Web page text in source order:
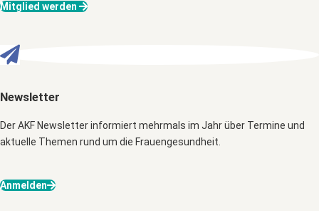
Mitglied werden
Newsletter
Der AKF Newsletter informiert mehrmals im Jahr über Termine und
aktuelle Themen rund um die Frauengesundheit.
Anmelden